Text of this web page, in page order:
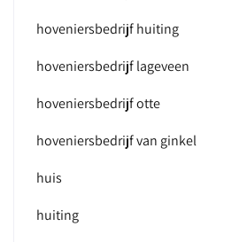
hoveniersbedrijf huiting
hoveniersbedrijf lageveen
hoveniersbedrijf otte
hoveniersbedrijf van ginkel
huis
huiting